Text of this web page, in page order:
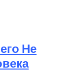
Не